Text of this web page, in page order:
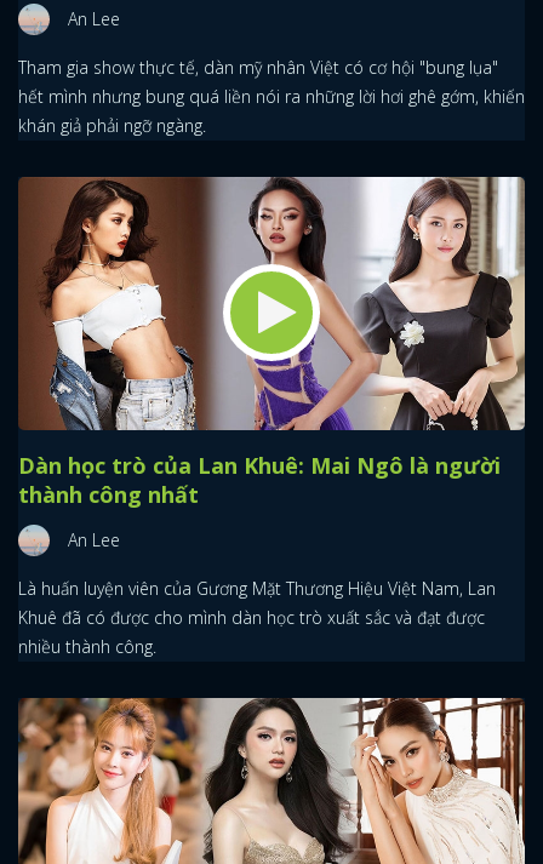
An Lee
Tham gia show thực tế, dàn mỹ nhân Việt có cơ hội "bung lụa"
hết mình nhưng bung quá liền nói ra những lời hơi ghê gớm, khiến
khán giả phải ngỡ ngàng.
Dàn học trò của Lan Khuê: Mai Ngô là người
thành công nhất
An Lee
Là huấn luyện viên của Gương Mặt Thương Hiệu Việt Nam, Lan
Khuê đã có được cho mình dàn học trò xuất sắc và đạt được
nhiều thành công.